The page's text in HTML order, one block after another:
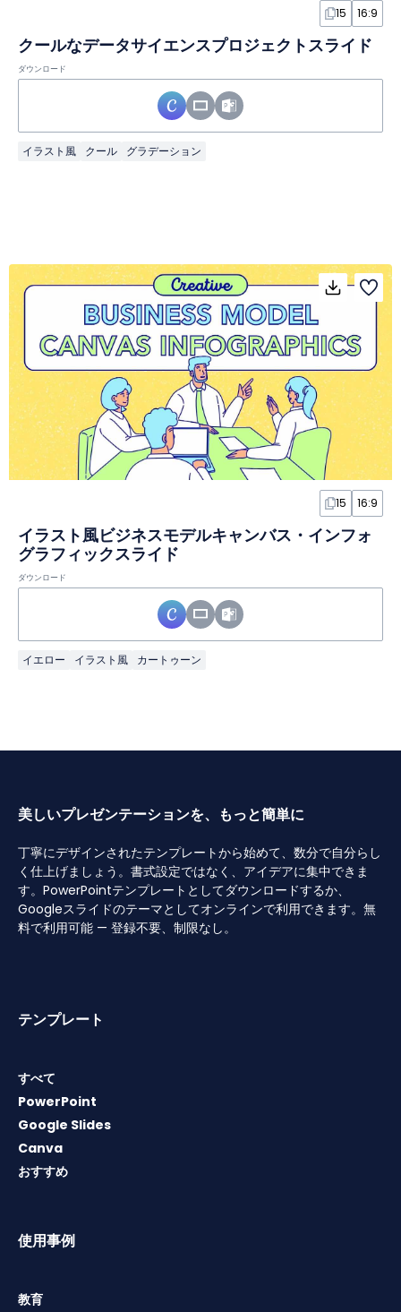
15 16:9
クールなデータサイエンスプロジェクトスライド
ダウンロード
イラスト風 クール グラデーション
15 16:9
イラスト風ビジネスモデルキャンバス・インフォ
グラフィックスライド
ダウンロード
イエロー イラスト風 カートゥーン
美しいプレゼンテーションを、もっと簡単に
丁寧にデザインされたテンプレートから始めて、数分で自分らし
く仕上げましょう。書式設定ではなく、アイデアに集中できま
す。PowerPointテンプレートとしてダウンロードするか、
Googleスライドのテーマとしてオンラインで利用できます。無
料で利用可能 — 登録不要、制限なし。
テンプレート
すべて
PowerPoint
Google Slides
Canva
おすすめ
使用事例
教育